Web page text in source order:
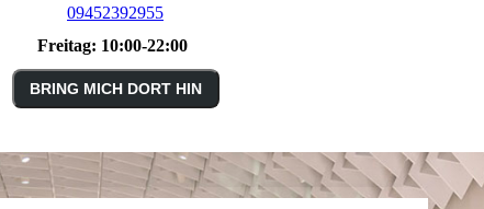
09452392955
Freitag: 10:00-22:00
BRING MICH DORT HIN